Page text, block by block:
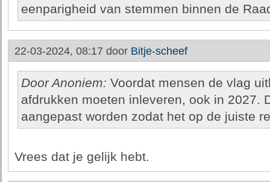
eenparigheid van stemmen binnen de
22-03-2024, 08:17 door Bitje-scheef
Door Anoniem: Voordat mensen de vlag
afdrukken moeten inleveren, ook in 2027.
aangepast worden zodat het op de juiste
Vrees dat je gelijk hebt.